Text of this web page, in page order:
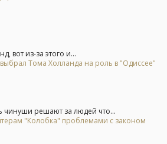
вот из-за этого и...
Тома Холланда на роль в "Одиссее"
чинуши решают за людей что...
"Колобка" проблемами с законом